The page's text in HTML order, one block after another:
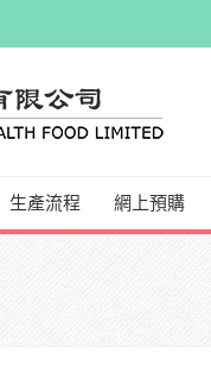
生產流程 網上預購